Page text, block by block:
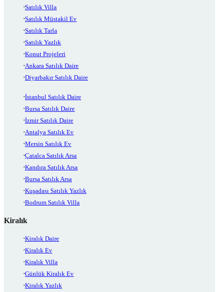
Satılık Villa
Satılık Müstakil Ev
Satılık Tarla
Satılık Yazlık
Konut Projeleri
Ankara Satılık Daire
Diyarbakır Satılık Daire
İstanbul Satılık Daire
Bursa Satılık Daire
İzmir Satılık Daire
Antalya Satılık Ev
Mersin Satılık Ev
Çatalca Satılık Arsa
Kandıra Satılık Arsa
Bursa Satılık Arsa
Kuşadası Satılık Yazlık
Bodrum Satılık Villa
Kiralık
Kiralık Daire
Kiralık Ev
Kiralık Villa
Günlük Kiralık Ev
Kiralık Yazlık